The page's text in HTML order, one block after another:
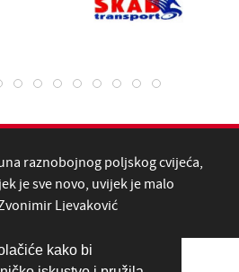
kako bi
raznobojnog poljskog cvijeća,
je sve novo, uvijek je malo
Ljevaković